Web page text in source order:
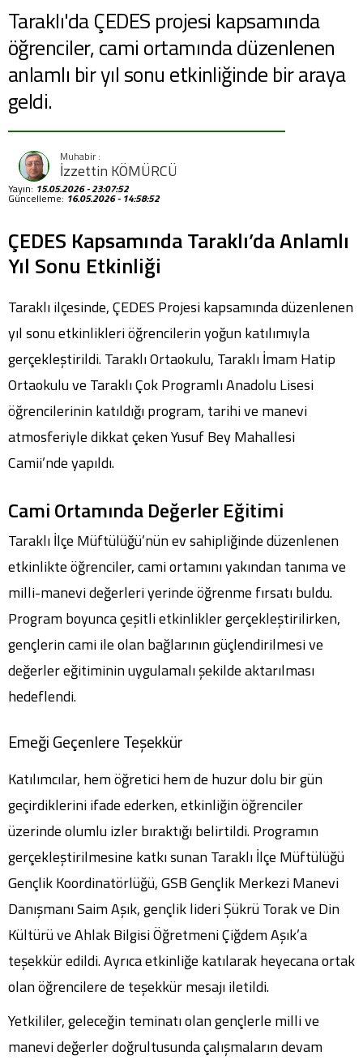
Taraklı'da ÇEDES projesi kapsamında
öğrenciler, cami ortamında düzenlenen
anlamlı bir yıl sonu etkinliğinde bir araya
geldi.
İzzettin KÖMÜRCÜ
Yayın: 15.05.2026 - 23:07:52
Güncelleme: 16.05.2026 - 14:58:52
ÇEDES Kapsamında Taraklı’da Anlamlı
Yıl Sonu Etkinliği
Taraklı ilçesinde, ÇEDES Projesi kapsamında düzenlenen
yıl sonu etkinlikleri öğrencilerin yoğun katılımıyla
gerçekleştirildi. Taraklı Ortaokulu, Taraklı İmam Hatip
Ortaokulu ve Taraklı Çok Programlı Anadolu Lisesi
öğrencilerinin katıldığı program, tarihi ve manevi
atmosferiyle dikkat çeken Yusuf Bey Mahallesi
Camii’nde yapıldı.
Cami Ortamında Değerler Eğitimi
Taraklı İlçe Müftülüğü’nün ev sahipliğinde düzenlenen
etkinlikte öğrenciler, cami ortamını yakından tanıma ve
milli-manevi değerleri yerinde öğrenme fırsatı buldu.
Program boyunca çeşitli etkinlikler gerçekleştirilirken,
gençlerin cami ile olan bağlarının güçlendirilmesi ve
değerler eğitiminin uygulamalı şekilde aktarılması
hedeflendi.
Emeği Geçenlere Teşekkür
Katılımcılar, hem öğretici hem de huzur dolu bir gün
geçirdiklerini ifade ederken, etkinliğin öğrenciler
üzerinde olumlu izler bıraktığı belirtildi. Programın
gerçekleştirilmesine katkı sunan Taraklı İlçe Müftülüğü
Gençlik Koordinatörlüğü, GSB Gençlik Merkezi Manevi
Danışmanı Saim Aşık, gençlik lideri Şükrü Torak ve Din
Kültürü ve Ahlak Bilgisi Öğretmeni Çiğdem Aşık’a
teşekkür edildi. Ayrıca etkinliğe katılarak heyecana ortak
olan öğrencilere de teşekkür mesajı iletildi.
Yetkililer, geleceğin teminatı olan gençlerle milli ve
manevi değerler doğrultusunda çalışmaların devam